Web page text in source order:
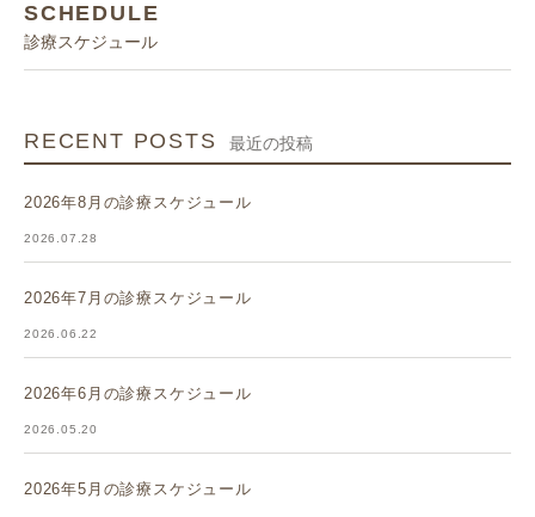
SCHEDULE
診療スケジュール
RECENT POSTS 最近の投稿
2026年8月の診療スケジュール
2026.07.28
2026年7月の診療スケジュール
2026.06.22
2026年6月の診療スケジュール
2026.05.20
2026年5月の診療スケジュール